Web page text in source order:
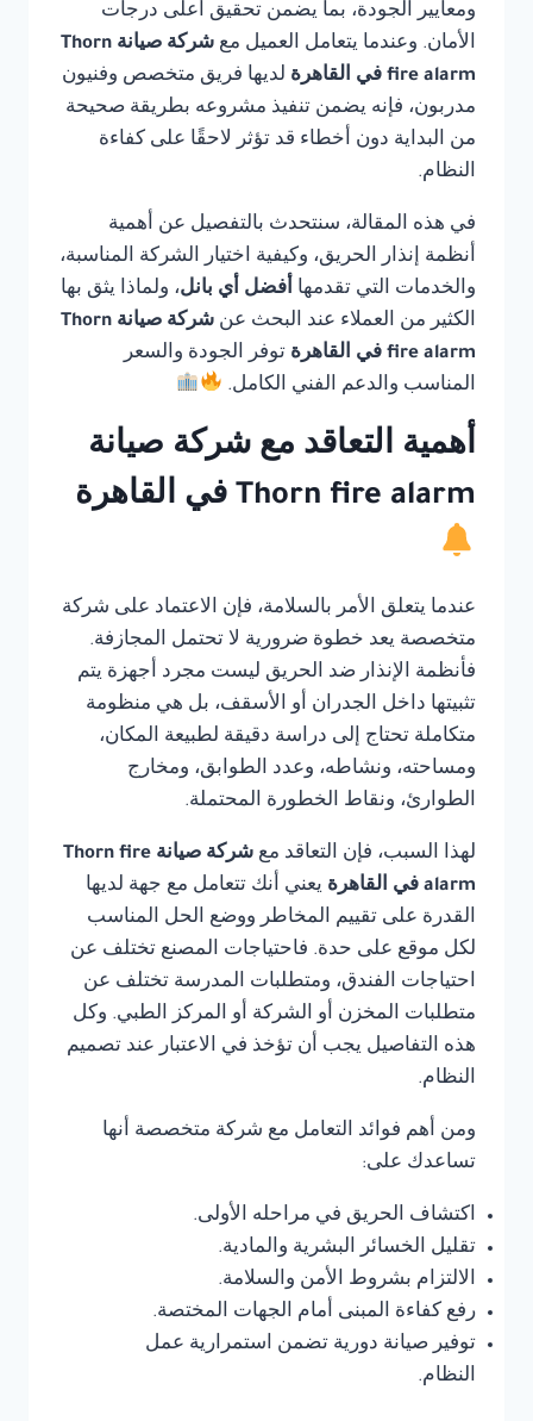
ومعايير الجودة، بما يضمن تحقيق أعلى درجات
الأمان. وعندما يتعامل العميل مع
شركة صيانة Thorn
fire alarm في القاهرة
لديها فريق متخصص وفنيون
مدربون، فإنه يضمن تنفيذ مشروعه بطريقة صحيحة
من البداية دون أخطاء قد تؤثر لاحقًا على كفاءة
النظام.
في هذه المقالة، سنتحدث بالتفصيل عن أهمية
أنظمة إنذار الحريق، وكيفية اختيار الشركة المناسبة،
والخدمات التي تقدمها أفضل أي بانل، ولماذا يثق بها
الكثير من العملاء عند البحث عن
شركة صيانة Thorn
fire alarm في القاهرة
توفر الجودة والسعر
المناسب والدعم الفني الكامل.
أهمية التعاقد مع شركة صيانة
Thorn fire alarm في القاهرة
عندما يتعلق الأمر بالسلامة، فإن الاعتماد على شركة
متخصصة يعد خطوة ضرورية لا تحتمل المجازفة.
فأنظمة الإنذار ضد الحريق ليست مجرد أجهزة يتم
تثبيتها داخل الجدران أو الأسقف، بل هي منظومة
متكاملة تحتاج إلى دراسة دقيقة لطبيعة المكان،
ومساحته، ونشاطه، وعدد الطوابق، ومخارج
الطوارئ، ونقاط الخطورة المحتملة.
لهذا السبب، فإن التعاقد مع
شركة صيانة Thorn fire
alarm في القاهرة
يعني أنك تتعامل مع جهة لديها
القدرة على تقييم المخاطر ووضع الحل المناسب
لكل موقع على حدة. فاحتياجات المصنع تختلف عن
احتياجات الفندق، ومتطلبات المدرسة تختلف عن
متطلبات المخزن أو الشركة أو المركز الطبي. وكل
هذه التفاصيل يجب أن تؤخذ في الاعتبار عند تصميم
النظام.
ومن أهم فوائد التعامل مع شركة متخصصة أنها
تساعدك على:
اكتشاف الحريق في مراحله الأولى.
تقليل الخسائر البشرية والمادية.
الالتزام بشروط الأمن والسلامة.
رفع كفاءة المبنى أمام الجهات المختصة.
توفير صيانة دورية تضمن استمرارية عمل
النظام.